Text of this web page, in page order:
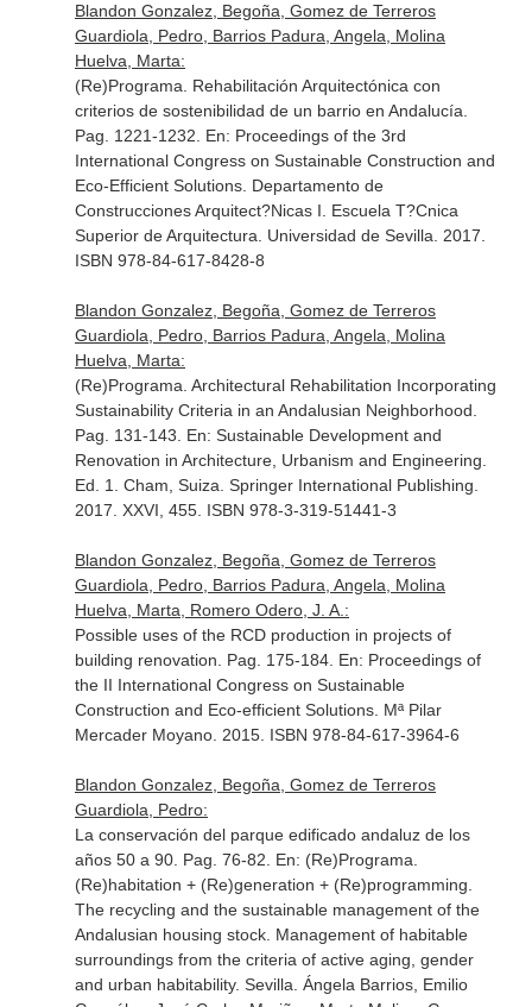
Blandon Gonzalez, Begoña, Gomez de Terreros
Guardiola, Pedro, Barrios Padura, Angela, Molina
Huelva, Marta:
(Re)Programa. Rehabilitación Arquitectónica con
criterios de sostenibilidad de un barrio en Andalucía.
Pag. 1221-1232. En: Proceedings of the 3rd
International Congress on Sustainable Construction and
Eco-Efficient Solutions. Departamento de
Construcciones Arquitect?Nicas I. Escuela T?Cnica
Superior de Arquitectura. Universidad de Sevilla. 2017.
ISBN 978-84-617-8428-8
Blandon Gonzalez, Begoña, Gomez de Terreros
Guardiola, Pedro, Barrios Padura, Angela, Molina
Huelva, Marta:
(Re)Programa. Architectural Rehabilitation Incorporating
Sustainability Criteria in an Andalusian Neighborhood.
Pag. 131-143. En: Sustainable Development and
Renovation in Architecture, Urbanism and Engineering
Ed. 1. Cham, Suiza. Springer International Publishing.
2017. XXVI, 455. ISBN 978-3-319-51441-3
Blandon Gonzalez, Begoña, Gomez de Terreros
Guardiola, Pedro, Barrios Padura, Angela, Molina
Huelva, Marta, Romero Odero, J. A.:
Possible uses of the RCD production in projects of
building renovation. Pag. 175-184. En: Proceedings of
the II International Congress on Sustainable
Construction and Eco-efficient Solutions. Mª Pilar
Mercader Moyano. 2015. ISBN 978-84-617-3964-6
Blandon Gonzalez, Begoña, Gomez de Terreros
Guardiola, Pedro:
La conservación del parque edificado andaluz de los
años 50 a 90. Pag. 76-82. En: (Re)Programa.
(Re)habitation + (Re)generation + (Re)programming.
The recycling and the sustainable management of the
Andalusian housing stock. Management of habitable
surroundings from the criteria of active aging, gender
and urban habitability. Sevilla. Ángela Barrios, Emilio